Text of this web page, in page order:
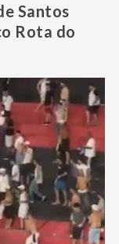
Santos
Rota do